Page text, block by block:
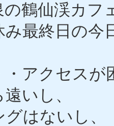
の鶴仙渓カフ
み最終日の今
・アクセスが
いし、
はないし、